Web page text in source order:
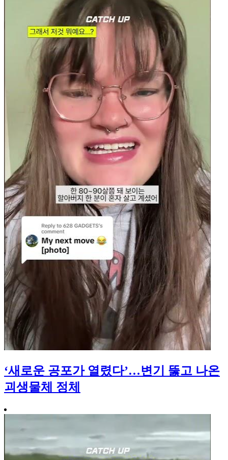
‘새로운 공포가 열렸다’…변기 뚫고 나온
괴생물체 정체